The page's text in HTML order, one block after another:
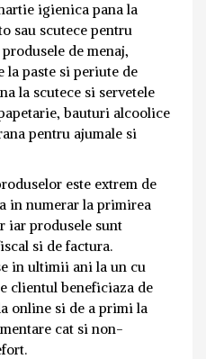
igienica pana la
sau scutece pentru
de menaj,
la paste si periute de
la scutece si servetele
bauturi alcoolice
pentru ajumale si
este extrem de
in numerar la primirea
iar produsele sunt
si de factura.
in ultimii ani la un cu
clientul beneficiaza de
online si de a primi la
cat si non-